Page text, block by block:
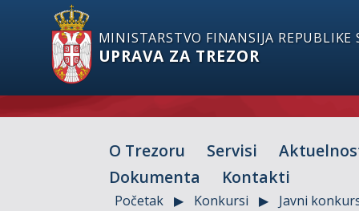
MINISTARSTVO FINANSIJA REPUBLIKE
UPRAVA ZA TREZOR
O Trezoru Servisi
Dokumenta
Kontakti
Početak Konkursi
Javni